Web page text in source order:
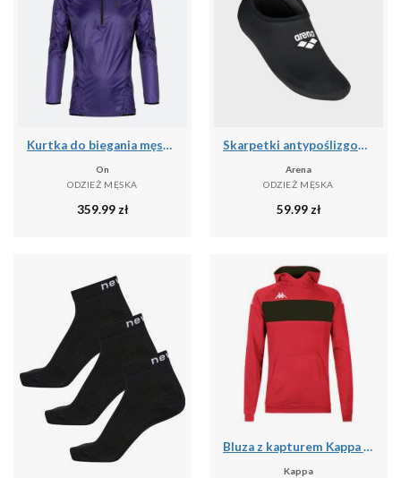
Kurtka do biegania męska On Zero
On
ODZIEŻ MĘSKA
359.99 zł
Skarpetki antypoślizgowe basenowe Arena
Arena
ODZIEŻ MĘSKA
59.99 zł
Bluza z kapturem Kappa Daccio
Kappa